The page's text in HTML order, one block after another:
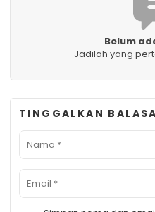
Belum
Jadilah yang
TINGGALKAN